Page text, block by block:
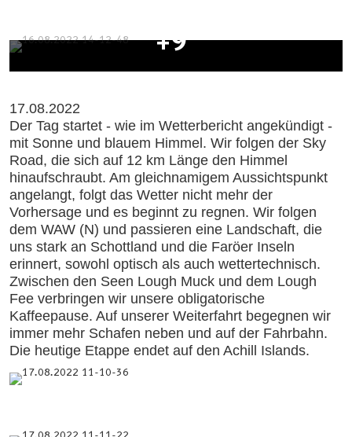
+9
17.08.2022
Der Tag startet - wie im Wetterbericht angekündigt -
mit Sonne und blauem Himmel. Wir folgen der Sky
Road, die sich auf 12 km Länge den Himmel
hinaufschraubt. Am gleichnamigem Aussichtspunkt
angelangt, folgt das Wetter nicht mehr der
Vorhersage und es beginnt zu regnen. Wir folgen
dem WAW (N) und passieren eine Landschaft, die
uns stark an Schottland und die Faröer Inseln
erinnert, sowohl optisch als auch wettertechnisch.
Zwischen den Seen Lough Muck und dem Lough
Fee verbringen wir unsere obligatorische
Kaffeepause. Auf unserer Weiterfahrt begegnen wir
immer mehr Schafen neben und auf der Fahrbahn.
Die heutige Etappe endet auf den Achill Islands.